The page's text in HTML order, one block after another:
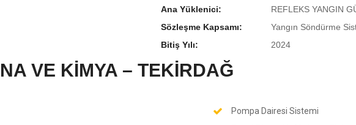
Ana Yüklenici:
REFLEKS YANGIN
Sözleşme Kapsamı:
Yangın Söndürme
Bitiş Yılı:
2024
VE KİMYA – TEKİRDAĞ
Pompa Dairesi Sistemi